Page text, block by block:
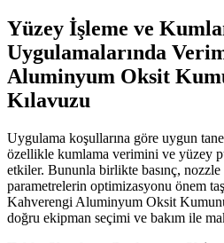
Yüzey İşleme ve
Uygulamalarında
Aluminyum Oksit
Kılavuzu
Uygulama koşullarına göre uygun
özellikle kumlama verimini ve yüzey
etkiler. Bununla birlikte basınç, nozzle
parametrelerin optimizasyonu önem
Kahverengi Aluminyum Oksit
doğru ekipman seçimi ve bakım ile